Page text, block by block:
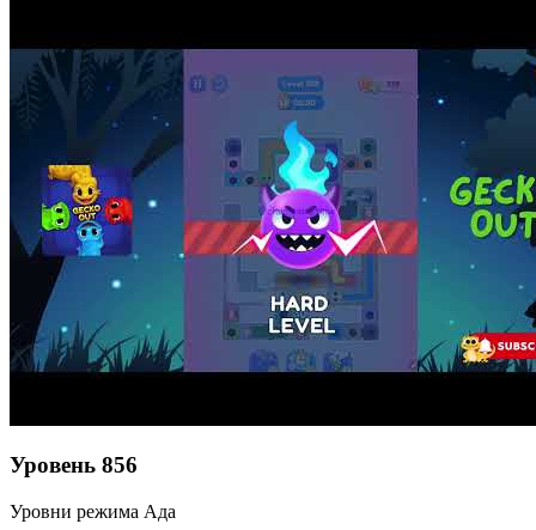
Уровень 856
Уровни режима Ада